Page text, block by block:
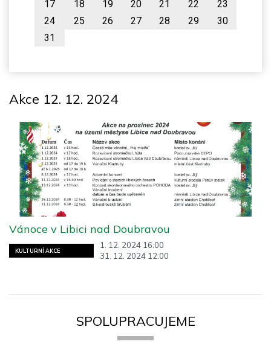
17
18 19 20 21 22
23
24
25 26 27 28 29
30
31
Akce 12. 12. 2024
KULTURNÍ AKCE
1. 12. 2024 16:00
31. 12. 2024 12:00
Vánoce v Libici nad Doubravou
SPOLUPRACUJEME